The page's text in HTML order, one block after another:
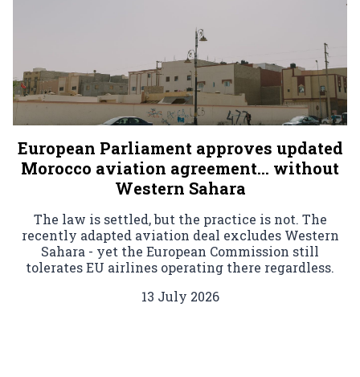
European Parliament approves updated
Morocco aviation agreement… without
Western Sahara
The law is settled, but the practice is not. The
recently adapted aviation deal excludes Western
Sahara - yet the European Commission still
tolerates EU airlines operating there regardless.
13 July 2026